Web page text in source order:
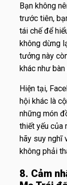
Bạn không
trước tiên,
tái chế để
không dừng
tưởng này
khác như bàn
Hiện tại,
hội khác là
những món
thiết yếu của
hãy suy nghĩ
không phải
8. Cảm